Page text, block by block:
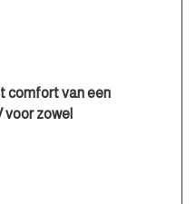
comfort van een
zowel